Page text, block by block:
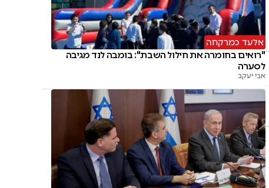
אלעד כמרקחה
"רואים בחומרה את חילול השבת": בומבה לנד מגיבה
לסערה
אבי יעקב